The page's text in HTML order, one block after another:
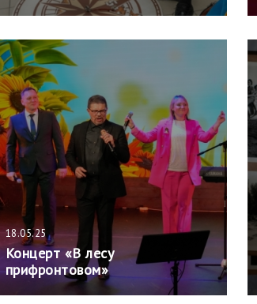
18.05.25
Концерт «В лесу
прифронтовом»